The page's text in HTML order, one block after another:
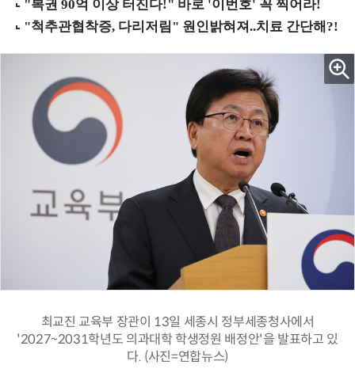
최교진 교육부 장관이 13일 세종시 정부세종청사에서
'2027~2031학년도 의과대학 학생정원 배정안'을 발표하고 있
다. (사진=연합뉴스)